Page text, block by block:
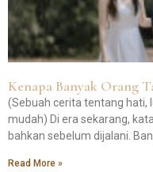
Kenapa Banyak Orang
(Sebuah cerita tentang hati,
mudah) Di era sekarang,
bahkan sebelum dijalani.
Read More »